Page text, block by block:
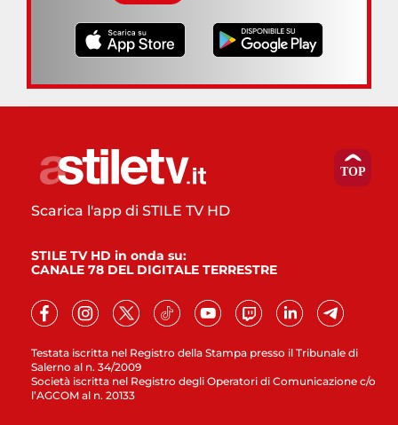
Testata iscritta nel Registro della Stampa presso il Tribunale di
Salerno al n. 34/2009
Società iscritta nel Registro degli Operatori di Comunicazione c/o
l’AGCOM al n. 20133
Scarica l'app di STILE TV HD
STILE TV HD in onda su:
CANALE 78 DEL DIGITALE TERRESTRE